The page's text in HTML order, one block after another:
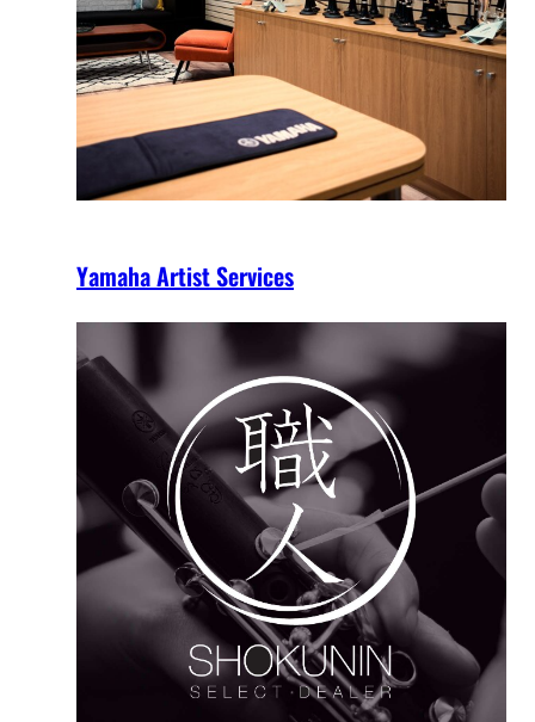
Yamaha Artist Services